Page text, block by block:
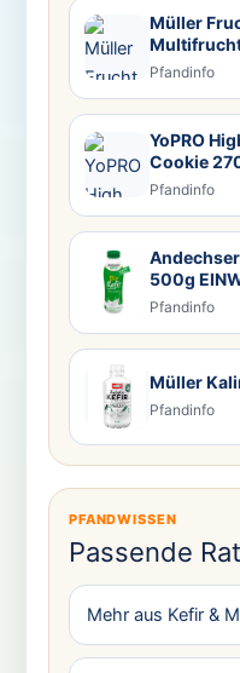
Müller
Pfandinfo
YoPRO
Cookie
Pfandinfo
500g
Pfandinfo
Müller
Pfandinfo
PFANDWISSEN
Passende
Mehr aus Kefir &